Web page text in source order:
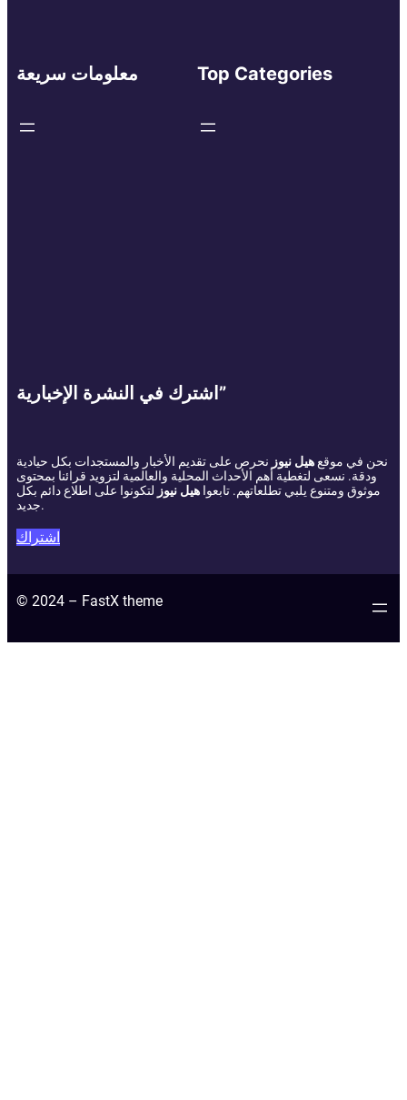
معلومات سريعة Top Categories
اشترك في النشرة الإخبارية”
نحن في موقع هيل نيوز نحرص على تقديم الأخبار والمستجدات بكل حيادية
ودقة. نسعى لتغطية أهم الأحداث المحلية والعالمية لتزويد قرائنا بمحتوى
موثوق ومتنوع يلبي تطلعاتهم. تابعوا هيل نيوز لتكونوا على اطلاع دائم بكل
جديد.
اشتراك
© 2024 – FastX theme